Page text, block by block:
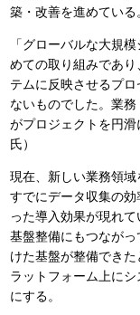
築・改善を進めている
「グローバルな大規
めての取り組みであ
テムに反映させるプ
ないものでした。業
がプロジェクトを円滑
氏）
現在、新しい業務領域
すでにデータ収集の
った導入効果が現れ
基盤整備にもつなが
けた基盤が整備でき
ラットフォーム上に
にする。